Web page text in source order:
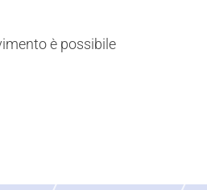
è possibile